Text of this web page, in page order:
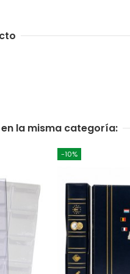
la misma categoría:
-10%